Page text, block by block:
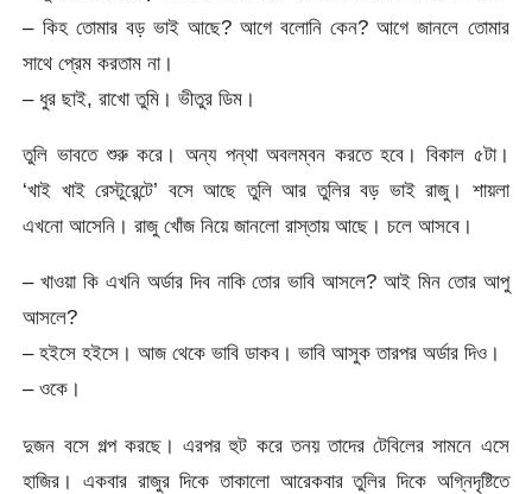
– কিহ তোমার বড় ভাই আছে? আগে বলোনি কেন? আগে জানলে তোমার
সাথে প্রেম করতাম না।
– ধুর ছাই, রাখো তুমি। ভীতুর ডিম।
তুলি ভাবতে শুরু করে। অন্য পন্থা অবলম্বন করতে হবে। বিকাল ৫টা।
‘খাই খাই রেস্টুরেন্টে’ বসে আছে তুলি আর তুলির বড় ভাই রাজু। শায়লা
এখনো আসেনি। রাজু খোঁজ নিয়ে জানলো রাস্তায় আছে। চলে আসবে।
– খাওয়া কি এখনি অর্ডার দিব নাকি তোর ভাবি আসলে? আই মিন তোর আপু
আসলে?
– হইসে হইসে। আজ থেকে ভাবি ডাকব। ভাবি আসুক তারপর অর্ডার দিও।
– ওকে।
দুজন বসে গল্প করছে। এরপর হুট করে তনয় তাদের টেবিলের সামনে এসে
হাজির। একবার রাজুর দিকে তাকালো আরেকবার তুলির দিকে অগ্নিদৃষ্টিতে